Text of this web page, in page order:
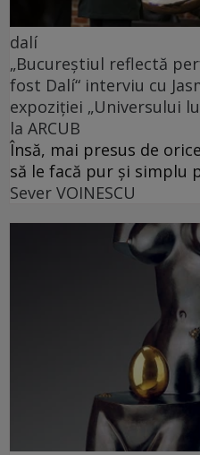
dalí
„Bucureștiul reflectă
fost Dalí“ interviu cu
expoziției „Universului
la ARCUB
Însă, mai presus de
să le facă pur și simplu
Sever VOINESCU